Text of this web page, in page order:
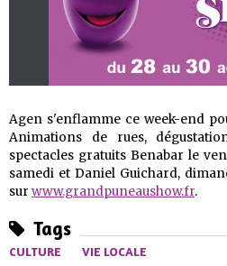
Agen s'enflamme ce week-end
Animations de rues,
spectacles gratuits Benabar le
samedi et Daniel Guichard,
sur www.grandpuneaushow.fr.
Tags
CULTURE VIE LOCALE